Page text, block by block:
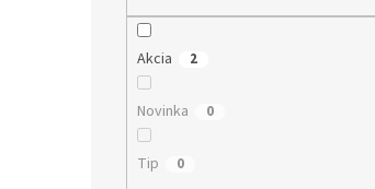
Akcia 2
Novinka 0
Tip 0